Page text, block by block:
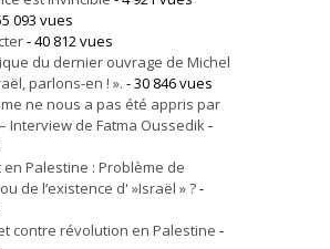
093 vues
- 40 812 vues
du dernier ouvrage de Michel
parlons-en ! ». - 30 846 vues
ne nous a pas été appris par
– Interview de Fatma Oussedik -
en Palestine : Problème de
de l’existence d' »Israël » ?-
contre révolution en Palestine -